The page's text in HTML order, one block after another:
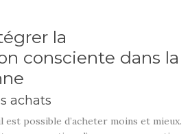
la
consciente dans la
achats
est possible d’acheter moins et mieux.